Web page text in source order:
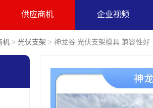
供应商机 企业视频
机 > 光伏支架 > 神龙谷 光伏支架模具 兼容性好